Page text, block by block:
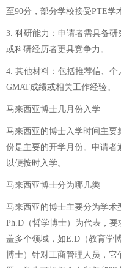
至90分，部分学校接受PTE学
3. 科研能力：申请者需具备
或科研经历者更具竞争力。
4. 其他材料：包括推荐信、
GMAT成绩或相关工作经验。
马来西亚博士几月份入学
马来西亚的博士入学时间主要
份是主要的开学月份。申请者
以便按时入学。
马来西亚博士分为哪几类
马来西亚的博士主要分为学术
Ph.D（哲学博士）为代表，
盖多个领域，如E.D（教育学
博士）针对工商管理人员，